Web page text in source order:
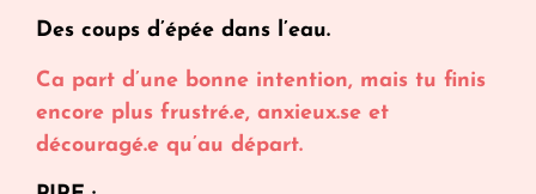
Des coups d’épée dans l’eau.
Ca part d’une bonne intention, mais tu finis
encore plus frustré.e, anxieux.se et
découragé.e qu’au départ.